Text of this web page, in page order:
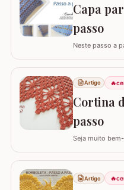
Capa
passo
Neste passo a
intercalados.
seguindo o
o tamanho
Círculo S/A. Um
Artigo 🔥
Cortina
passo
Seja muito
uma peça
todos os
CROCHÊ, um
Artigo 🔥